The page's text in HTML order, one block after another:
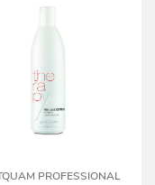
PROFESSIONAL